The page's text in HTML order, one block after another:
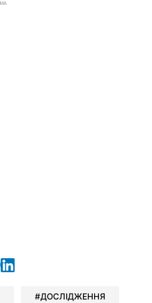
у Facebook
у Xу Viber
у Whatsapp
відправити у Messenger
відправити у LinkedIn
ДОСЛІДЖЕННЯ